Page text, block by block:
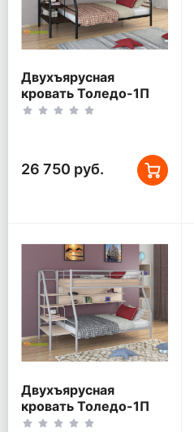
Двухъярусная
кровать Толедо-1П
Черный/Венге
26 750 руб.
Двухъярусная
кровать Толедо-1П
Серый/Дуб беленый